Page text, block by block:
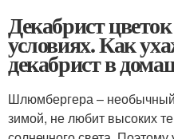
Декабрист
условиях. Как
декабрист в
Шлюмбергера – необычный
зимой, не любит высоких